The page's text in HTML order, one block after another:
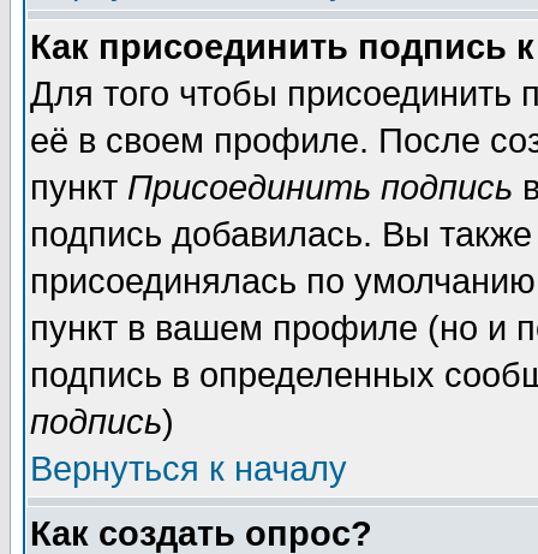
Как присоединить подпись
Для того чтобы присоединить
её в своем профиле. После
пункт Присоединить подпись
подпись добавилась. Вы
присоединялась по
пункт в вашем профиле (но и
подпись в определенных
подпись)
Вернуться к началу
Как создать опрос?